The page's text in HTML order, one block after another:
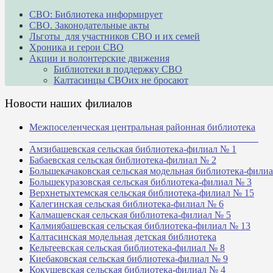
СВО: Библиотека информирует
СВО. Законодательные акты
Льготы для участников СВО и их семей
Хроника и герои СВО
Акции и волонтерские движения
Библиотеки в поддержку СВО
Калтасинцы СВОих не бросают
Новости наших филиалов
Межпоселенческая центральная районная библиотека
Амзибашевская сельская библиотека-филиал № 1
Бабаевская сельская библиотека-филиал № 2
Большекачаковская сельская модельная библиотека-
Большекуразовская сельская библиотека-филиал № 3
Верхнетыхтемская сельская библиотека-филиал № 15
Калегинская сельская библиотека-филиал № 6
Калмашевская сельская библиотека-филиал № 5
Калмиябашевская сельская библиотека-филиал № 13
Калтасинская модельная детская библиотека
Кельтеевская сельская библиотека-филиал № 8
Киебаковская сельская библиотека-филиал № 9
Кокушевская сельская библиотека-филиал № 4